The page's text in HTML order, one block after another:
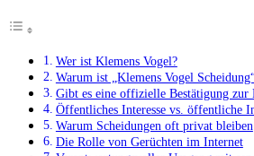
Wer ist Klemens Vogel?
Warum ist „Klemens Vogel
Gibt es eine offizielle Bestätigung zur
Öffentliches Interesse vs. öffentliche
Warum Scheidungen oft privat bleiben
Die Rolle von Gerüchten im Internet